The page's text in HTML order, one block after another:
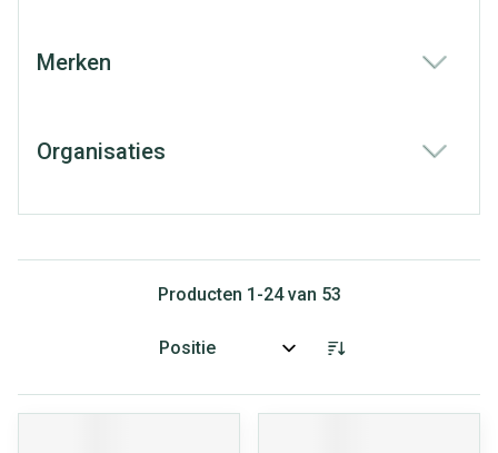
Merken
Organisaties
Producten 1 -24van 53
Sorteer op: